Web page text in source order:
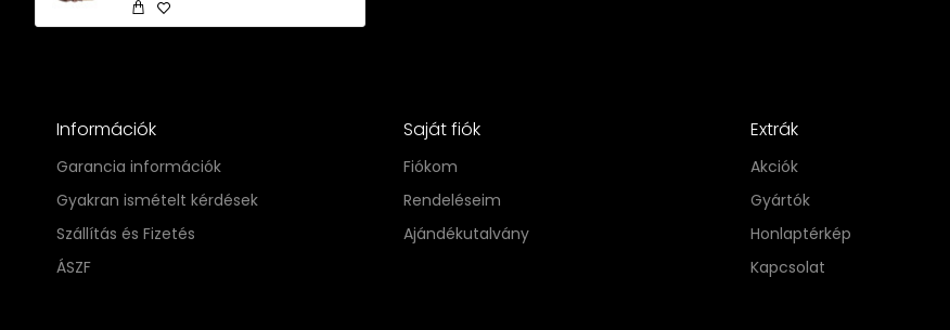
Információk
Garancia információk
Gyakran ismételt kérdések
Szállítás és Fizetés
ÁSZF
Saját fiók
Fiókom
Rendeléseim
Ajándékutalvány
Extrák
Akciók
Gyártók
Honlaptérkép
Kapcsolat